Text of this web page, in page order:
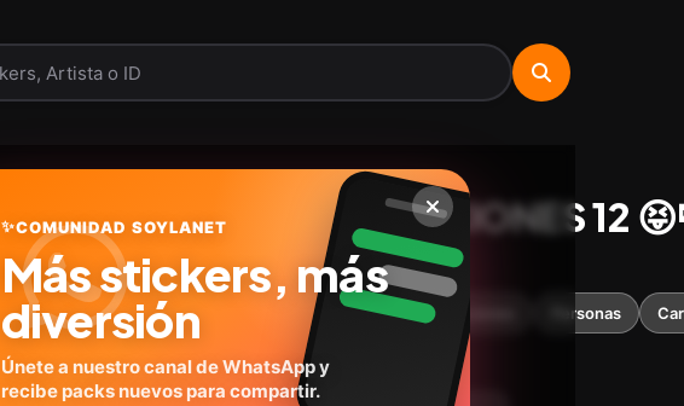
📮😝 MOODS | REACCIONES 12
@paraguayita_01
30stickers Humor Emociones Personas
✨COMUNIDAD SOYLANET
Más stickers, más
diversión
Únete a nuestro canal de WhatsApp y
recibe packs nuevos para compartir.